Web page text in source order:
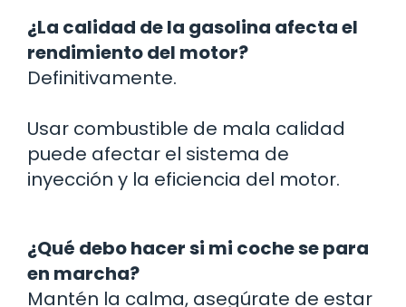
¿La calidad de la gasolina afecta el
rendimiento del motor?
Definitivamente.
Usar combustible de mala calidad
puede afectar el sistema de
inyección y la eficiencia del motor.
¿Qué debo hacer si mi coche se para
en marcha?
Mantén la calma, asegúrate de estar